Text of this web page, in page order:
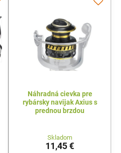
Náhradná cievka pre
rybársky navijak Axius s
prednou brzdou
Skladom
11,45 €